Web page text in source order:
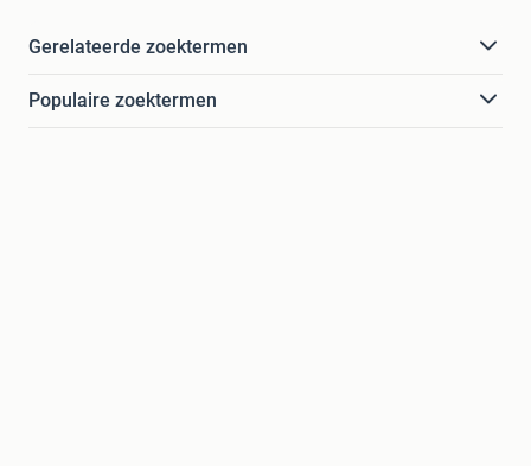
Gerelateerde zoektermen
Populaire zoektermen